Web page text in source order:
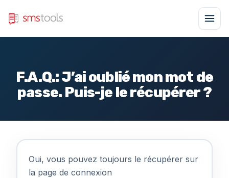
F.A.Q.: J’ai oublié mon mot de
passe. Puis-je le récupérer ?
Oui, vous pouvez toujours le récupérer sur
la page de connexion